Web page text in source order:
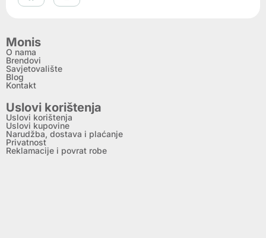
Monis
O nama
Brendovi
Savjetovalište
Blog
Kontakt
Uslovi korištenja
Uslovi korištenja
Uslovi kupovine
Narudžba, dostava i plaćanje
Privatnost
Reklamacije i povrat robe